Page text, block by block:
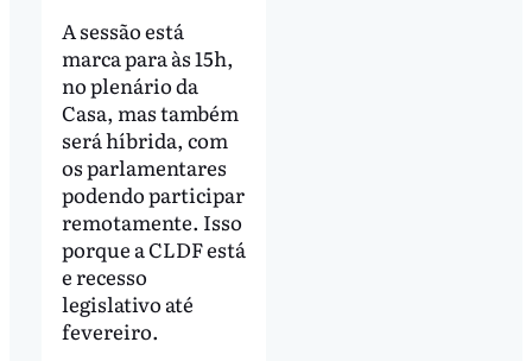
A sessão está
marca para às 15h,
no plenário da
Casa, mas também
será híbrida, com
os parlamentares
podendo participar
remotamente. Isso
porque a CLDF está
e recesso
legislativo até
fevereiro.